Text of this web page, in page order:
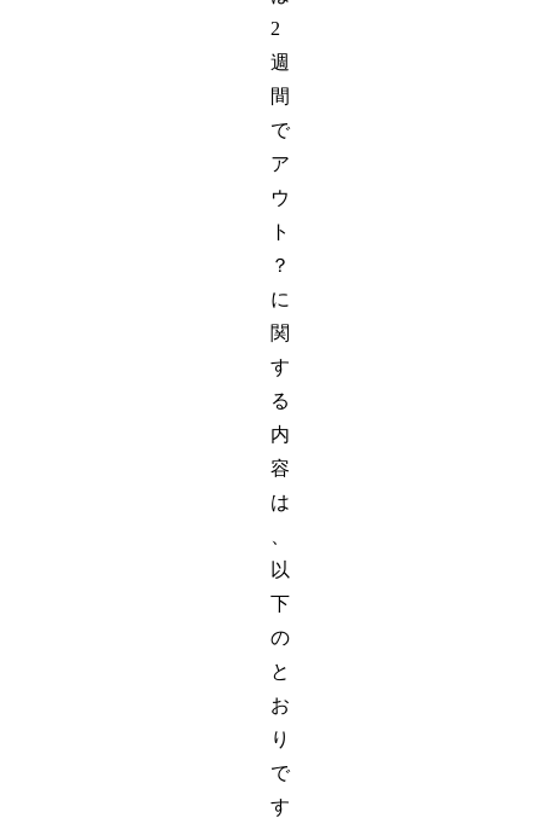
2
週
間
で
ア
ウ
ト
？
に
関
す
る
内
容
は
以
下
の
と
お
り
で
す